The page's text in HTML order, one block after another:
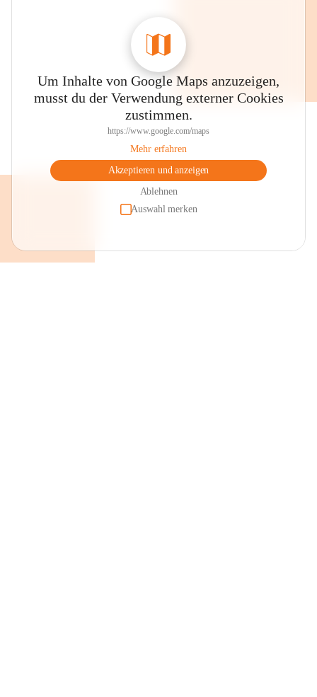
Um Inhalte von Google Maps anzuzeigen,
musst du der Verwendung externer Cookies
zustimmen.
https://www.google.com/maps
Mehr erfahren
Akzeptieren und anzeigen
Ablehnen
Auswahl merken